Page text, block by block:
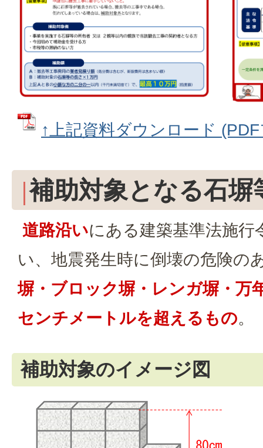
↑上記資料ダウンロード
補助対象となる石塀
道路沿いにある建築基準法施行
い、地震発生時に倒壊の危険の
塀・ブロック塀・レンガ塀・万
センチメートルを超えるもの。
補助対象のイメージ図